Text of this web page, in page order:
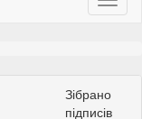
Зібрано
підписів